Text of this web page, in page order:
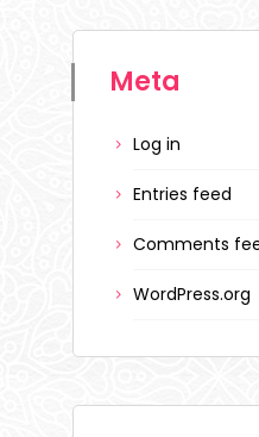
Meta
Log in
Entries feed
Comments
WordPress.org